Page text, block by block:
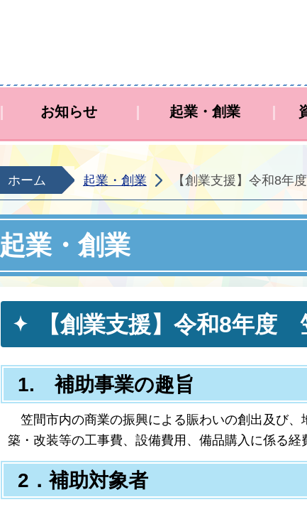
お知らせ 起業・創業
ホーム 起業・創業 【創業支援】令和8
起業・創業
【創業支援】令和8年度
1. 補助事業の趣旨
笠間市内の商業の振興による賑わいの創出及び
築・改装等の工事費、設備費用、備品購入に係る
2．補助対象者